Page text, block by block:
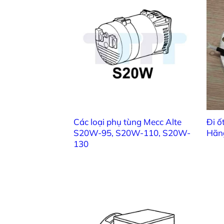
Giá
Giá
Giá
Giá
Giá đỡ
Các loại phụ tùng Mecc Alte
S20W-95, S20W-110, S20W-
130
Đi